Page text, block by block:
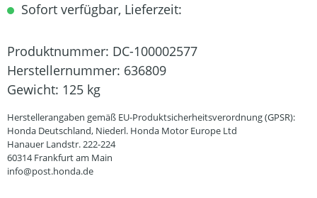
Sofort verfügbar, Lieferzeit:
Produktnummer: DC-100002577
Herstellernummer: 636809
Gewicht: 125 kg
Herstellerangaben gemäß EU-Produktsicherheitsverordnung (GPSR):
Honda Deutschland, Niederl. Honda Motor Europe Ltd
Hanauer Landstr. 222-224
60314 Frankfurt am Main
info@post.honda.de